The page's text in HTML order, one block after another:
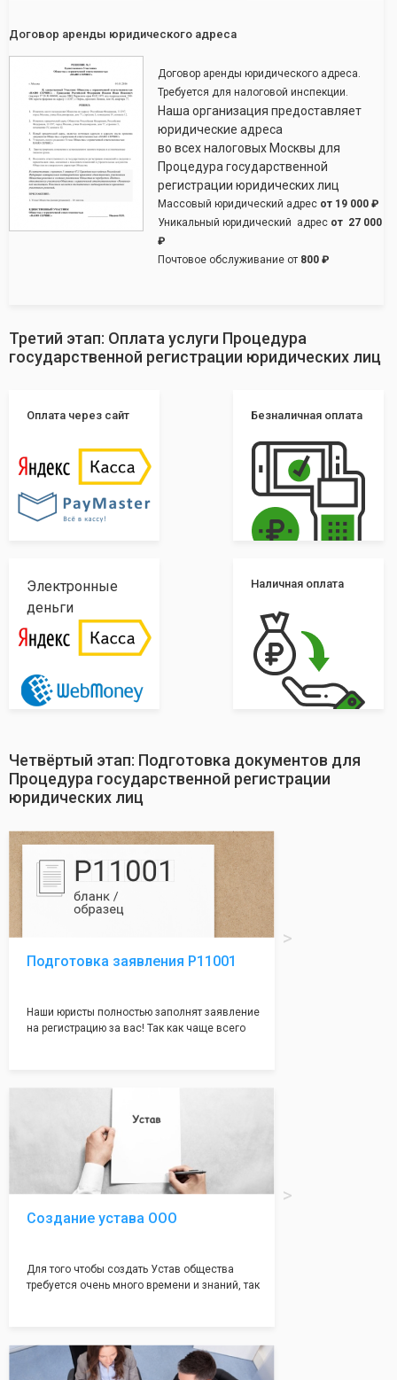
Договор аренды юридического адреса
Договор аренды юридического адреса.
Требуется для налоговой инспекции.
Наша организация предоставляет
юридические адреса
во всех налоговых Москвы для
Процедура государственной
регистрации юридических лиц
Массовый юридический адрес от 19 000 ₽
Уникальный юридический адрес от 27 000
₽
Почтовое обслуживание от 800 ₽
Третий этап: Оплата услуги Процедура
государственной регистрации юридических лиц
Оплата через сайт Безналичная оплата
Электронные
деньги
Наличная оплата
Четвёртый этап: Подготовка документов для
Процедура государственной регистрации
юридических лиц
Подготовка заявления Р11001
Наши юристы полностью заполнят заявление
на регистрацию за вас! Так как чаще всего
большая часть отказов - наши юристы с
оформление самого сложного документа на
себя! Многолетний опыт работы наших
юристов позволяет оформлять заявление без
ошибок, тем самым гарантируя вам
успешную регистрацию в налоговой
Создание устава ООО
Для того чтобы создать Устав общества
требуется очень много времени и знаний, так
Наша компания предоставит вам свой
уникальный Устав Общества, который